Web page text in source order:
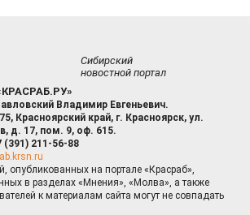
Сибирский
новостной портал
Владимир Евгеньевич.
Красноярский край, г. Красноярск, ул.
д. 17, пом. 9, оф. 615.
(391) 211-56-88
опубликованных на портале «Красраб»,
в разделах «Мнения», «Молва», а также
к материалам сайта могут не совпадать